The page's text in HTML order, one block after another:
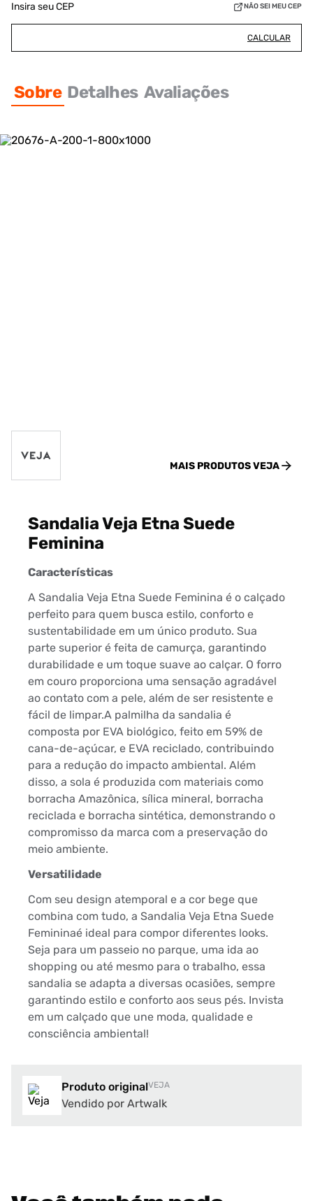
Insira seu CEP NÃO SEI MEU CEP
CALCULAR
Sobre Detalhes Avaliações
MAIS PRODUTOSVEJA
Sandalia Veja Etna Suede
Feminina
Características
A Sandalia Veja Etna Suede Feminina é o calçado
perfeito para quem busca estilo, conforto e
sustentabilidade em um único produto. Sua
parte superior é feita de camurça, garantindo
durabilidade e um toque suave ao calçar. O forro
em couro proporciona uma sensação agradável
ao contato com a pele, além de ser resistente e
fácil de limpar.A palmilha da sandalia é
composta por EVA biológico, feito em 59% de
cana-de-açúcar, e EVA reciclado, contribuindo
para a redução do impacto ambiental. Além
disso, a sola é produzida com materiais como
borracha Amazônica, sílica mineral, borracha
reciclada e borracha sintética, demonstrando o
compromisso da marca com a preservação do
meio ambiente.
Versatilidade
Com seu design atemporal e a cor bege que
combina com tudo, a Sandalia Veja Etna Suede
Femininaé ideal para compor diferentes looks.
Seja para um passeio no parque, uma ida ao
shopping ou até mesmo para o trabalho, essa
sandalia se adapta a diversas ocasiões, sempre
garantindo estilo e conforto aos seus pés. Invista
em um calçado que une moda, qualidade e
consciência ambiental!
Produto originalVEJA
Vendido por Artwalk